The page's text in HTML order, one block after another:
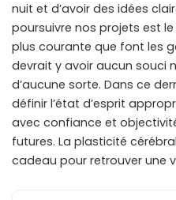
nuit et d’avoir des idées
poursuivre nos projets est le
plus courante que font les
devrait y avoir aucun souci
d’aucune sorte. Dans ce
définir l’état d’esprit
avec confiance et
futures. La plasticité
cadeau pour retrouver une